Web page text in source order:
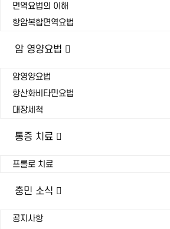
면역요법의 이해
항암복합면역요법
암 영양요법
암영양요법
항산화비타민요법
대장세척
통증 치료
프롤로 치료
충민 소식
공지사항